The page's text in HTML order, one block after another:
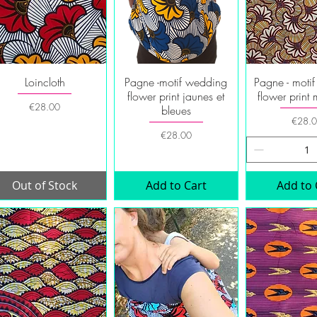
Quick View
Loincloth
Price
€28.00
Out of Stock
Quick View
Pagne -motif wedding
flower print jaunes et
bleues
Price
€28.00
Add to Cart
Quick
Pagne -
flower print
Price
Add to